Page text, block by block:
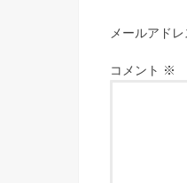
メールアド
コメント ※